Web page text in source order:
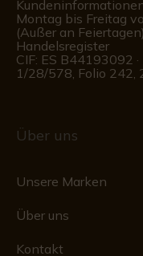
Montag bis Freitag
(Außer an Feiertagen)
Handelsregister
CIF: ES B44193092
1/28/578, Folio
Über uns
Unsere Marken
Über uns
Kontakt